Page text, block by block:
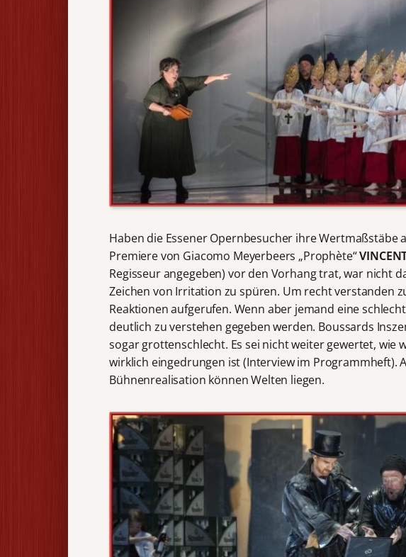
Haben die Essener Opernbesucher ihre Wertmaßstäbe
Premiere von Giacomo Meyerbeers „Prophète“
Regisseur angegeben) vor den Vorhang trat, war nicht
Zeichen von Irritation zu spüren. Um recht verstanden
Reaktionen aufgerufen. Wenn aber jemand eine
deutlich zu verstehen gegeben werden. Boussards
sogar grottenschlecht. Es sei nicht weiter gewertet, wie
wirklich eingedrungen ist (Interview im Programmheft).
Bühnenrealisation können Welten liegen.